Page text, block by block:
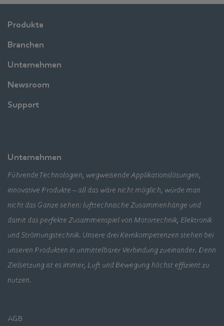
Produkte
Branchen
Unternehmen
Newsroom
Support
Unternehmen
Führende Technologien, wegweisende Applikationslösungen,
innovative Produkte – all das wäre nicht möglich, würde man
nicht das Ganze sehen: lufttechnische Zusammenhänge und
damit das perfekte Zusammenspiel von Motortechnik, Elektronik
und Strömungstechnik. Unsere drei Kernkompetenzen stehen bei
unseren Produkten in unmittelbarer Verbindung zueinander. Denn
Zielsetzung ist es immer, Luft und Bewegung höchst effizient zu
nutzen.
AGB